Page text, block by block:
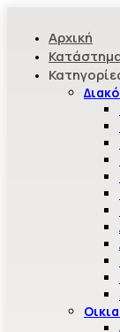
Αρχική